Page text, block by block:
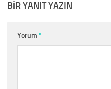
BIR YANIT YAZIN
Yorum *